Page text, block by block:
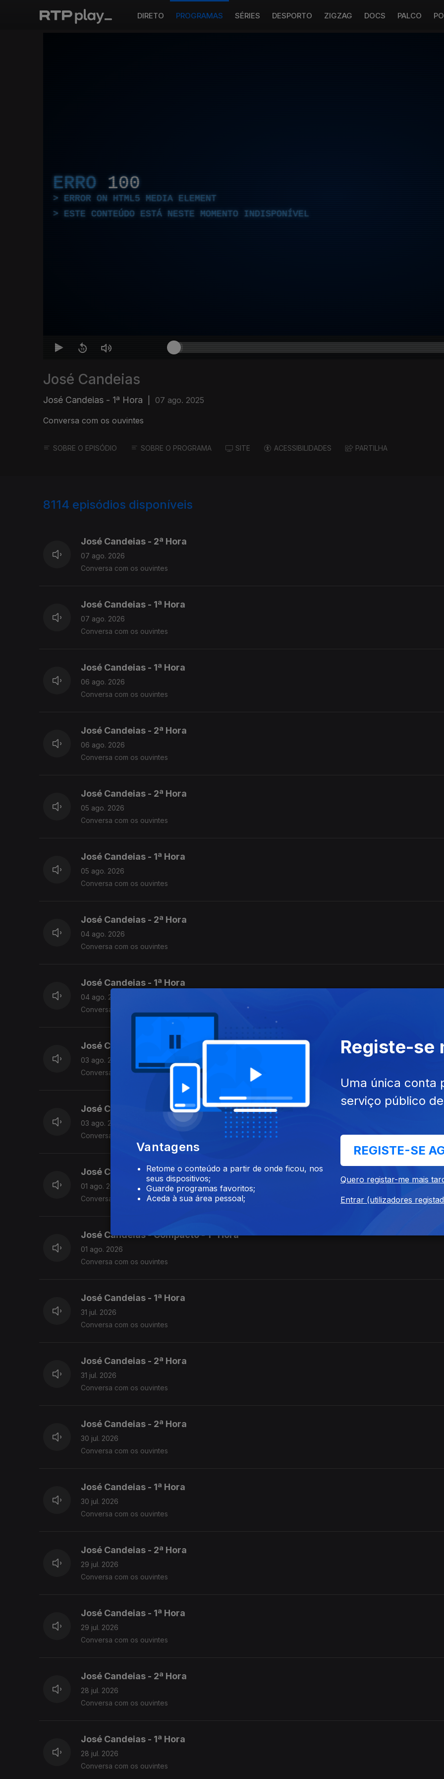
DIRETO PROGRAMAS SÉRIES DESPORTO ZIGZAG DOCS PALCO
ERRO 100
ERROR ON HTML5 MEDIA ELEMENT
ESTE CONTEÚDO ESTÁ NESTE MOMENTO INDISPONÍVEL
José Candeias
José Candeias - 1ª Hora 07 ago. 2025
Conversa com os ouvintes
SOBRE O EPISÓDIO SOBRE O PROGRAMA SITE ACESSIBILIDADES PARTILHA
8114 episódios disponíveis
José Candeias - 2ª Hora
07 ago. 2026
Conversa com os ouvintes
José Candeias - 1ª Hora
07 ago. 2026
Conversa com os ouvintes
José Candeias - 1ª Hora
06 ago. 2026
Conversa com os ouvintes
José Candeias - 2ª Hora
06 ago. 2026
Conversa com os ouvintes
José Candeias - 2ª Hora
05 ago. 2026
Conversa com os ouvintes
José Candeias - 1ª Hora
05 ago. 2026
Conversa com os ouvintes
José Candeias - 2ª Hora
04 ago. 2026
Conversa com os ouvintes
José Candeias - 1ª Hora
04 ago. 2026
Conversa com os ouvintes
José Candeias - 2ª Hora
03 ago. 2026
Conversa com os ouvintes
José Candeias - 1ª Hora
03 ago. 2026
Conversa com os ouvintes
José Candeias - Compacto - 2ª Hora
01 ago. 2026
Conversa com os ouvintes
José Candeias - Compacto - 1ª Hora
01 ago. 2026
Conversa com os ouvintes
José Candeias - 1ª Hora
31 jul. 2026
Conversa com os ouvintes
José Candeias - 2ª Hora
31 jul. 2026
Conversa com os ouvintes
José Candeias - 2ª Hora
30 jul. 2026
Conversa com os ouvintes
José Candeias - 1ª Hora
30 jul. 2026
Conversa com os ouvintes
José Candeias - 2ª Hora
29 jul. 2026
Conversa com os ouvintes
José Candeias - 1ª Hora
29 jul. 2026
Conversa com os ouvintes
José Candeias - 2ª Hora
28 jul. 2026
Conversa com os ouvintes
José Candeias - 1ª Hora
28 jul. 2026
Conversa com os ouvintes
Vantagens
Retome o conteúdo a partir de onde ficou, nos
seus dispositivos;
Guarde programas favoritos;
Aceda à sua área pessoal;
Registe-se
Uma única conta
serviço público
REGISTE-SE
Quero registar-me mais
Entrar (utilizadores